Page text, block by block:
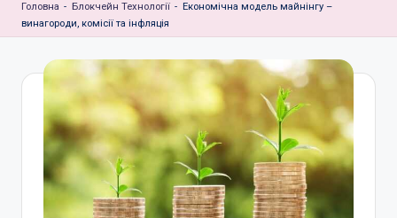
r
y
p
o
Головна - Блокчейн Технології -
Економічна модель майнінгу –
винагороди, комісії та інфляція